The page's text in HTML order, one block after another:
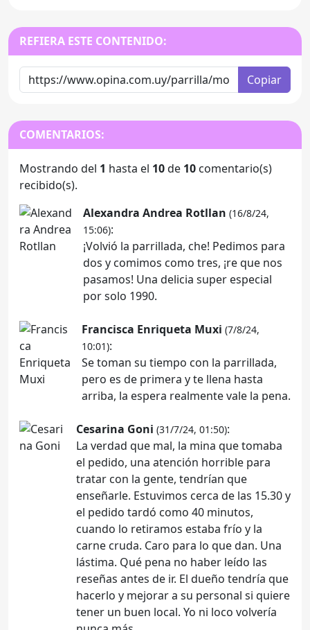
REFIERA ESTE CONTENIDO:
Copiar
COMENTARIOS:
Mostrando del 1 hasta el 10de 10 comentario(s)
recibido(s).
Alexandra Andrea Rotllan (16/8/24,
15:06):
¡Volvió la parrillada, che! Pedimos para
dos y comimos como tres, ¡re que nos
pasamos! Una delicia super especial
por solo 1990.
Francisca Enriqueta Muxi (7/8/24,
10:01):
Se toman su tiempo con la parrillada,
pero es de primera y te llena hasta
arriba, la espera realmente vale la pena.
Cesarina Goni (31/7/24, 01:50):
La verdad que mal, la mina que tomaba
el pedido, una atención horrible para
tratar con la gente, tendrían que
enseñarle. Estuvimos cerca de las 15.30 y
el pedido tardó como 40 minutos,
cuando lo retiramos estaba frío y la
carne cruda. Caro para lo que dan. Una
lástima. Qué pena no haber leído las
reseñas antes de ir. El dueño tendría que
hacerlo y mejorar a su personal si quiere
tener un buen local. Yo ni loco volvería